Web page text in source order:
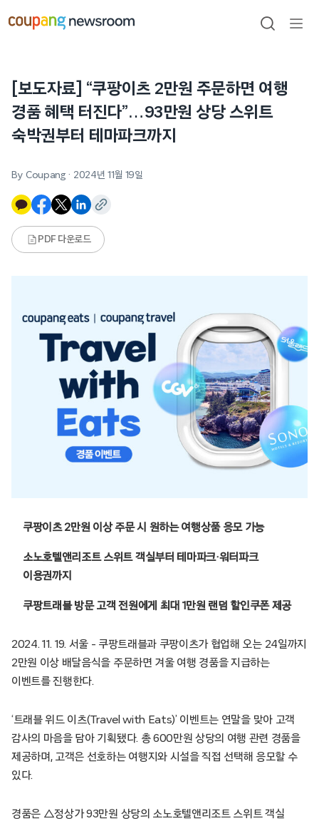
건너뛰기
검색
[보도자료] “쿠팡이츠 2만원 주문하면 여행
경품 혜택 터진다”…93만원 상당 스위트
숙박권부터 테마파크까지
By Coupang · 2024년 11월 19일
PDF 다운로드
쿠팡이츠 2만원 이상 주문 시 원하는 여행상품 응모 가능
소노호텔앤리조트 스위트 객실부터 테마파크·워터파크
이용권까지
쿠팡트래블 방문 고객 전원에게 최대 1만원 랜덤 할인쿠폰 제공
2024. 11. 19. 서울 – 쿠팡트래블과 쿠팡이츠가 협업해 오는 24일까지
2만원 이상 배달음식을 주문하면 겨울 여행 경품을 지급하는
이벤트를 진행한다.
‘트래블 위드 이츠(Travel with Eats)’ 이벤트는 연말을 맞아 고객
감사의 마음을 담아 기획됐다. 총 600만원 상당의 여행 관련 경품을
제공하며, 고객은 선호하는 여행지와 시설을 직접 선택해 응모할 수
있다.
경품은 △정상가 93만원 상당의 소노호텔앤리조트 스위트 객실